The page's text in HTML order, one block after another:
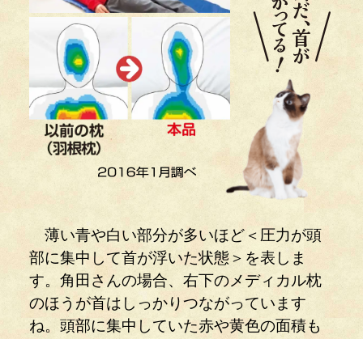
薄い青や白い部分が多いほど＜圧力が頭
部に集中して首が浮いた状態＞を表しま
す。角田さんの場合、右下のメディカル枕
のほうが首はしっかりつながっています
ね。頭部に集中していた赤や黄色の面積も